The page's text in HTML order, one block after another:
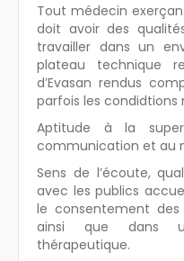
Tout médecin
doit avoir des
travailler dans un
plateau technique
d’Evasan rendus
parfois les condidtions
Aptitude à la
communication et au
Sens de l’écoute,
avec les publics
le consentement
ainsi que dans
thérapeutique.